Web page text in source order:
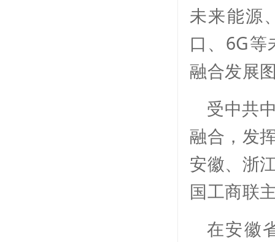
未来能源
口、6G等
融合发展
受中共
融合，发
安徽、浙
国工商联
在安徽